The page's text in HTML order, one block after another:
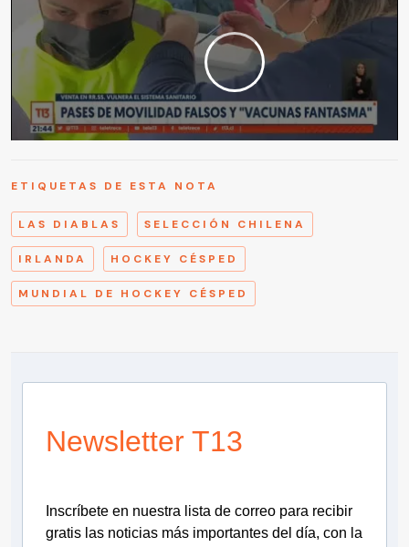
ETIQUETAS DE ESTA NOTA
LAS DIABLAS SELECCIÓN CHILENA
IRLANDA HOCKEY CÉSPED
MUNDIAL DE HOCKEY CÉSPED
Newsletter T13
Inscríbete en nuestra lista de correo para recibir
gratis las noticias más importantes del día, con la